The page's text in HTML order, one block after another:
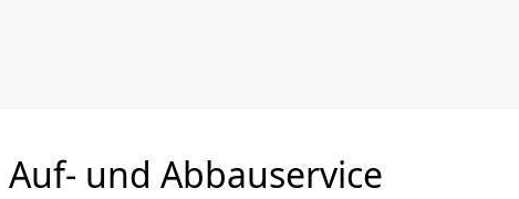
Auf- und Abbauservice